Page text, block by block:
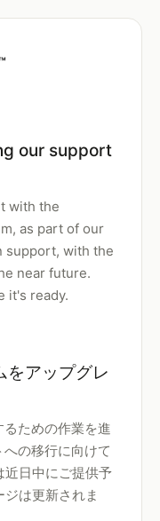
our support
with the
as part of our
support, with the
near future.
it's ready.
をアップグレ
ための作業を進
の移行に向けて
近日中にご提供予
は更新されま